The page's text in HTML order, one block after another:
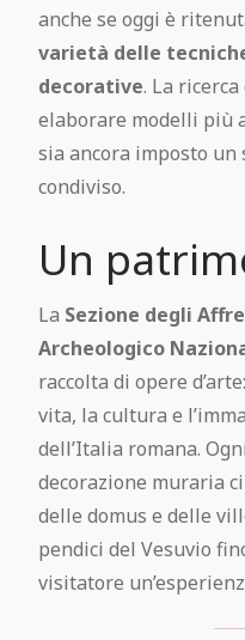
anche se oggi è
varietà delle
decorative. La
elaborare modelli più
sia ancora imposto
condiviso.
Un
La Sezione degli
Archeologico
raccolta di opere
vita, la cultura e
dell’Italia romana.
decorazione muraria
delle domus e delle
pendici del Vesuvio
visitatore